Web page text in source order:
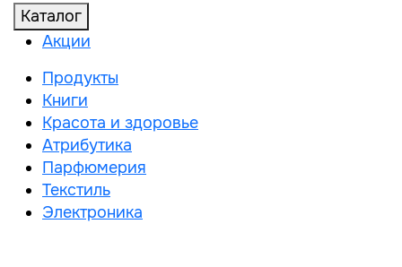
Каталог
Акции
Продукты
Книги
Красота и здоровье
Атрибутика
Парфюмерия
Текстиль
Электроника